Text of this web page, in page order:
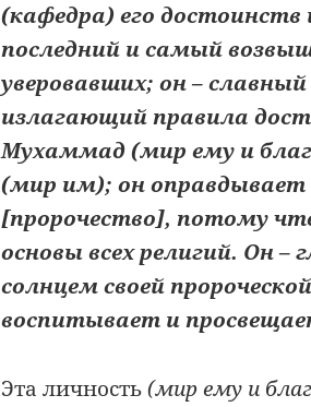
(кафедра) его
последний и самый
уверовавших; он – славный
излагающий правила
Мухаммад (мир ему и
(мир им); он
[пророчество], потому
основы всех религий. Он –
солнцем своей
воспитывает и
Эта личность(мир ему и